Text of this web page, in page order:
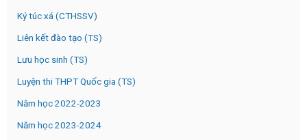
Ký túc xá (CTHSSV)
Liên kết đào tạo (TS)
Lưu học sinh (TS)
Luyện thi THPT Quốc gia (TS)
Năm học 2022-2023
Năm học 2023-2024